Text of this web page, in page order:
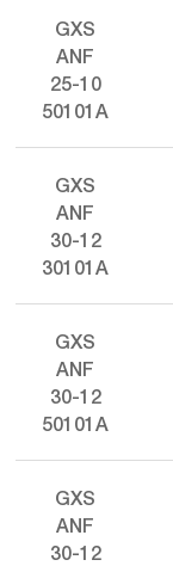
GXS
ANF
25-10
50101A
GXS
ANF
30-12
30101A
GXS
ANF
30-12
50101A
GXS
ANF
30-12